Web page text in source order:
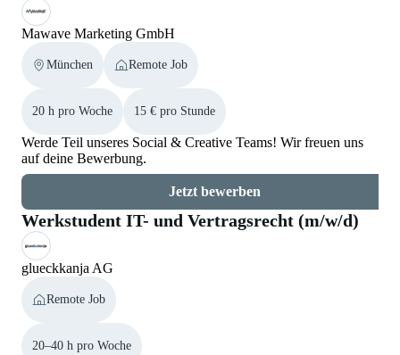
Mawave Marketing GmbH
München Remote Job
20 h pro Woche 15 € pro Stunde
Werde Teil unseres Social & Creative Teams! Wir freuen uns
auf deine Bewerbung.
Jetzt bewerben
Werkstudent IT- und Vertragsrecht (m/w/d)
glueckkanja AG
Remote Job
20–40 h pro Woche